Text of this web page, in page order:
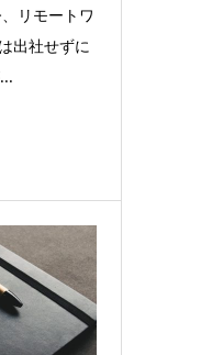
リモートワ
出社せずに